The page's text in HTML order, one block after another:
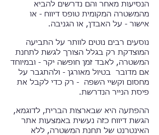
הנסיעות מאחר והם נדרשים להביא
מהמשטרה המקומית טופס דיווח - או
אישור - על האבדן, או הגניבה.
נוסעים רבים נוטים לוותר על התביעה
המוצדקת רק בגלל הצורך לגשת לתחנת
המשטרה, לאבד זמן חופשה יקר - ובמיוחד
אם מדובר בטיול מאורגן - ולהתגבר על
מחסום וקשיי השפה -​ רק כדי לקבל את
פיסת הנייר ה​נדרשת.
ההפתעה היא שבארצות הברית, לדוגמא,
הגשת דיווח כזה נעשית באמצעות אתר
האינטרנט של תחנת המשטרה, ללא